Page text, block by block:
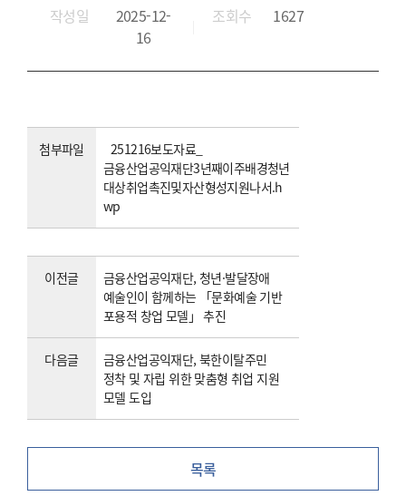
작성일
2025-12-
16
조회수 1627
첨부파일
251216보도자료_
금융산업공익재단3년째이주배경청년
대상취업촉진및자산형성지원나서.h
wp
이전글
금융산업공익재단, 청년·발달장애
예술인이 함께하는 「문화예술 기반
포용적 창업 모델」 추진
다음글
금융산업공익재단, 북한이탈주민
정착 및 자립 위한 맞춤형 취업 지원
모델 도입
목록